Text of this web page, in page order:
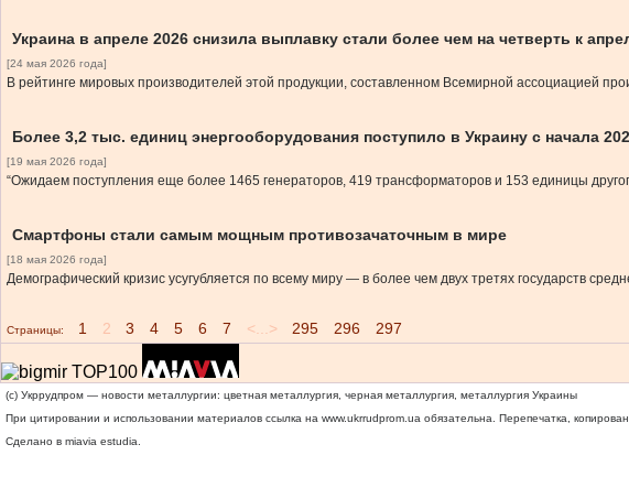
Украина в апреле 2026 снизила выплавку стали более чем на четверть к
[24 мая 2026 года]
В рейтинге мировых производителей этой продукции, составленном Всемирной ассоциацией
Более 3,2 тыс. единиц энергооборудования поступило в Украину с начала
[19 мая 2026 года]
“Ожидаем поступления еще более 1465 генераторов, 419 трансформаторов и 153 единицы
Смартфоны стали самым мощным противозачаточным в мире
[18 мая 2026 года]
Демографический кризис усугубляется по всему миру — в более чем двух третях государств
Страницы: 1 2 3 4 5 6 7 <...> 295 296 297
(c) Укррудпром — новости металлургии: цветная металлургия, черная металлургия, металлургия Украины
При цитировании и использовании материалов ссылка на www.ukrrudprom.ua обязательна. Перепечатка,
Сделано в miavia estudia.